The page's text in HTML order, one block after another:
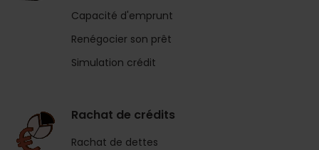
Capacité d'emprunt
Renégocier son prêt
Simulation crédit
Rachat de crédits
Rachat de dettes